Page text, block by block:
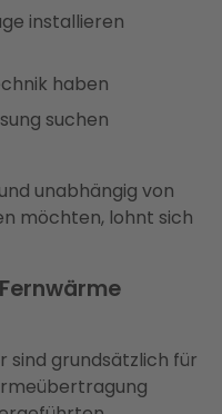
installieren
haben
suchen
unabhängig von
möchten, lohnt sich
sind grundsätzlich für